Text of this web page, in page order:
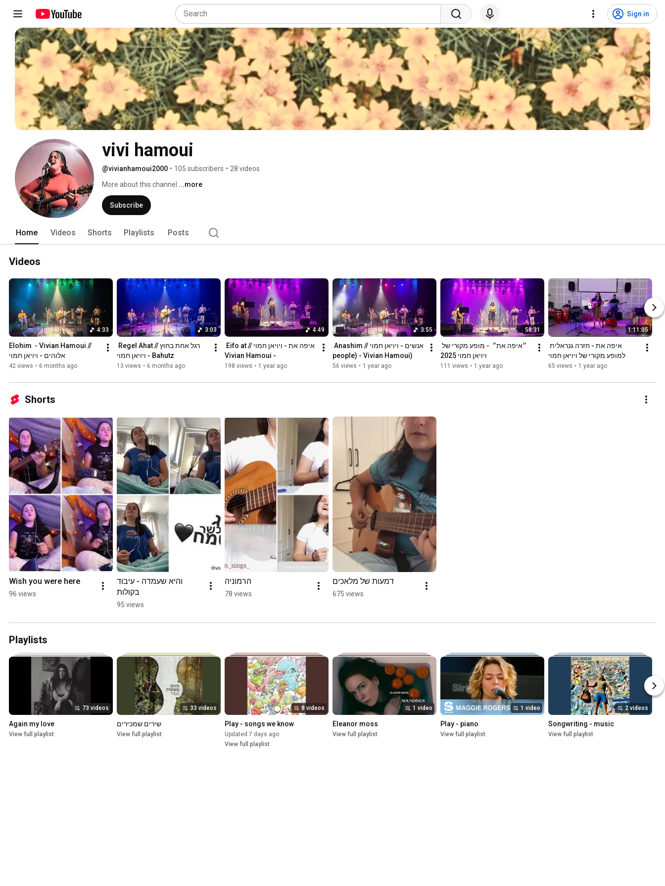
Sign in
vivi hamoui
@vivianhamoui2000 • 105 subscribers • 28 videos
More about this channel ...more
Subscribe
Home Videos Shorts Playlists Posts
Videos
4:33
Elohim  - Vivian Hamoui //
אלוהים - ויויאן חמוי
42 views • 6 months ago
3:03
Bahutz - ויויאן חמוי
13 views • 6 months ago
4:49
- Vivian Hamoui
198 views • 1 year ago
3:55
(people) - Vivian Hamoui
56 views • 1 year ago
58:31
ויויאן חמוי 2025
111 views • 1 year ago
1:11:05
למופע מקורי של ויויאן חמוי
65 views • 1 year ago
Shorts
Wish you were here
96 views
והיא שעמדה - עיבוד
בקולות
95 views
הרמוניה
78 views
דמעות של מלאכים
675 views
Playlists
73 videos
Again my love
View full playlist
33 videos
שירים שמכירים
View full playlist
8 videos
Play - songs we know
Updated 7 days ago
View full playlist
1 video
Eleanor moss
View full playlist
1 video
Play - piano
View full playlist
2 videos
Songwriting - music
View full playlist